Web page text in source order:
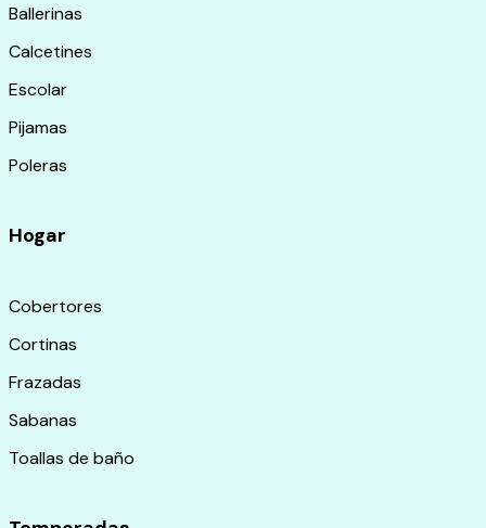
Ballerinas
Calcetines
Escolar
Pijamas
Poleras
Hogar
Cobertores
Cortinas
Frazadas
Sabanas
Toallas de baño